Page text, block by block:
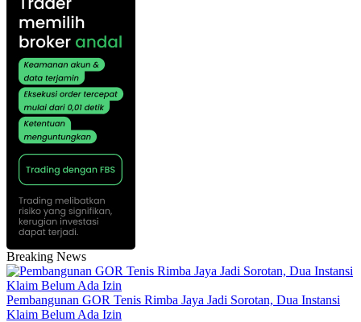
Breaking News
Pembangunan GOR Tenis Rimba Jaya Jadi Sorotan, Dua Instansi
Klaim Belum Ada Izin